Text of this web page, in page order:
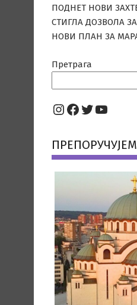
ПОДНЕТ НОВИ
СТИГЛА ДОЗВОЛА
НОВИ ПЛАН ЗА
Претрага
Instagram
Facebook
Twitter